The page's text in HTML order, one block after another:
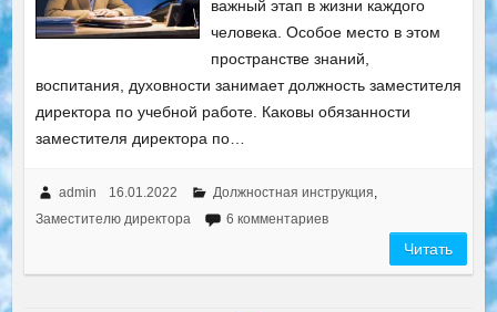
важный этап в жизни каждого
человека. Особое место в этом
пространстве знаний,
воспитания, духовности занимает должность заместителя
директора по учебной работе. Каковы обязанности
заместителя директора по…
admin 16.01.2022 Должностная инструкция,
Заместителю директора
6 комментариев
Читать